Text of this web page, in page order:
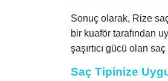
Sonuç olarak, Rize
bir kuaför tarafından
şaşırtıcı gücü olan
Saç Tipinize